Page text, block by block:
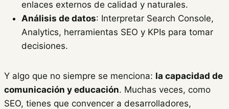
enlaces externos de calidad y naturales.
Análisis de datos: Interpretar Search Console,
Analytics, herramientas SEO y KPIs para tomar
decisiones.
Y algo que no siempre se menciona: la capacidad de
comunicación y educación. Muchas veces, como
SEO, tienes que convencer a desarrolladores,